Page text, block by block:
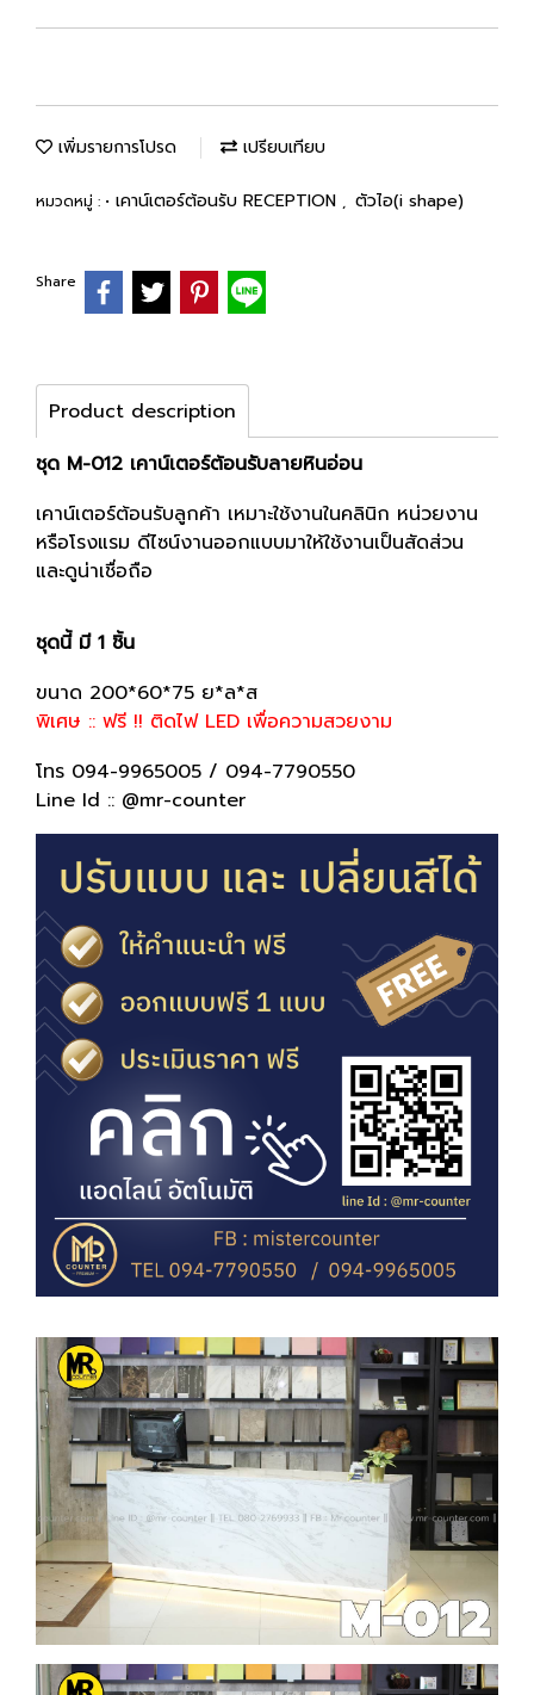
เพิ่มรายการโปรด เปรียบเทียบ
หมวดหมู่ : • เคาน์เตอร์ต้อนรับ RECEPTION , ตัวไอ(i shape)
Share
Product description
ชุด M-012 เคาน์เตอร์ต้อนรับลายหินอ่อน
เคาน์เตอร์ต้อนรับลูกค้า เหมาะใช้งานในคลินิก หน่วยงาน
หรือโรงแรม ดีไซน์งานออกแบบมาให้ใช้งานเป็นสัดส่วน
และดูน่าเชื่อถือ
ชุดนี้ มี 1 ชิ้น
ขนาด 200*60*75 ย*ล*ส
พิเศษ :: ฟรี !! ติดไฟ LED เพื่อความสวยงาม
โทร 094-9965005 / 094-7790550
Line Id :: @mr-counter